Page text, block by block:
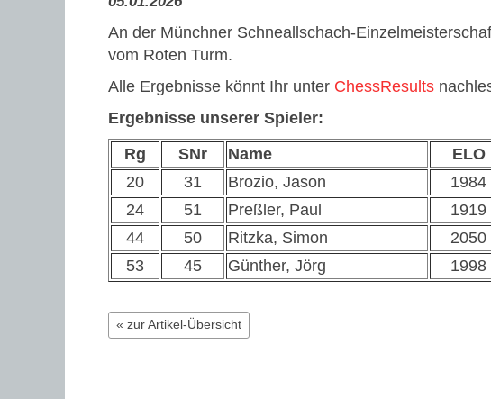
An der Münchner Schneallschach-
vom Roten Turm.
Alle Ergebnisse könnt Ihr unter ChessResults
Ergebnisse unserer Spieler:
Rg
SNr Name ELO
20
31 Brozio, Jason 1984
24
51 Preßler, Paul 1919
44
50 Ritzka, Simon 2050
53
45 Günther, Jörg 1998
« zur Artikel-Übersicht